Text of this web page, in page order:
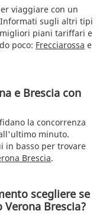
viaggiare con un
sugli altri tipi
piani tariffari e
poco: Frecciarossa e
e Brescia con
la concorrenza
minuto.
in basso per trovare
Brescia.
scegliere se
Brescia?